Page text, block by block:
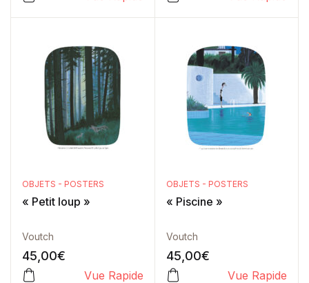
OBJETS - POSTERS
« Petit loup »
Voutch
45,00€
Vue Rapide
OBJETS - POSTERS
« Piscine »
Voutch
45,00€
Vue Rapide